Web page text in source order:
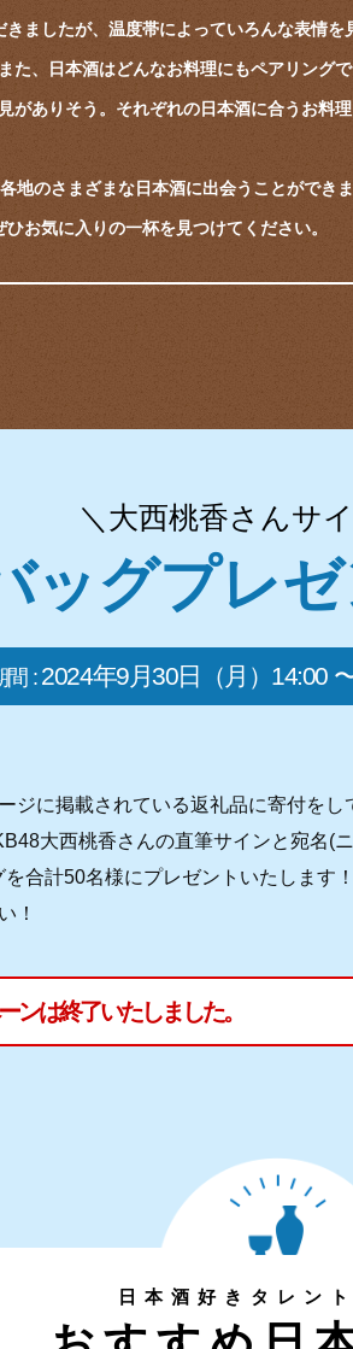
ましたが、温度帯によっていろんな表情を
た、日本酒はどんなお料理にもペアリング
がありそう。それぞれの日本酒に合うお料
地のさまざまな日本酒に出会うことができ
お気に入りの一杯を見つけてください。
＼大西桃香さんサ
ッグプレ
間 :2024年9月30日（月）14:00
ジに掲載されている返礼品に寄付をし
大西桃香さんの直筆サインと宛名(
合計50名様にプレゼントいたします！
！
ンは終了いたしました。
日本酒好きタレン